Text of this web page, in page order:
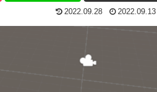
2022.09.28 2022.09.13